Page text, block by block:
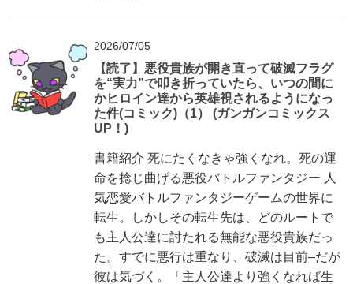
2026/07/05
【読了】悪役貴族が開き直って破滅フラグ
を“実力”で叩き折っていたら、いつの間に
かヒロイン達から英雄視されるようになっ
た件(コミック)（1） (ガンガンコミックス
UP！)
書籍紹介 死にたくなきゃ強くなれ。死の運
命を捻じ曲げる悪役バトルファンタジー 人
気恋愛バトルファンタジーゲームの世界に
転生。しかしその転生先は、どのルートで
も主人公達に討たれる無能な悪役貴族だっ
た。すでに悪行は重なり、破滅は目前–だが
彼は気づく。「主人公達より強くなれば生